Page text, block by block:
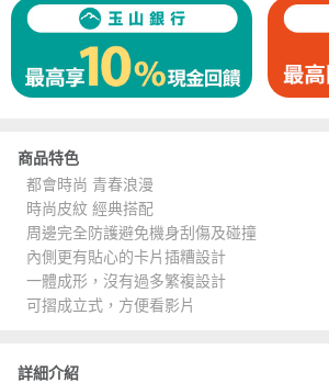
商品特色
都會時尚 青春浪漫
時尚皮紋 經典搭配
周邊完全防護避免機身刮傷及碰撞
內側更有貼心的卡片插糟設計
一體成形，沒有過多繁複設計
可摺成立式，方便看影片
詳細介紹